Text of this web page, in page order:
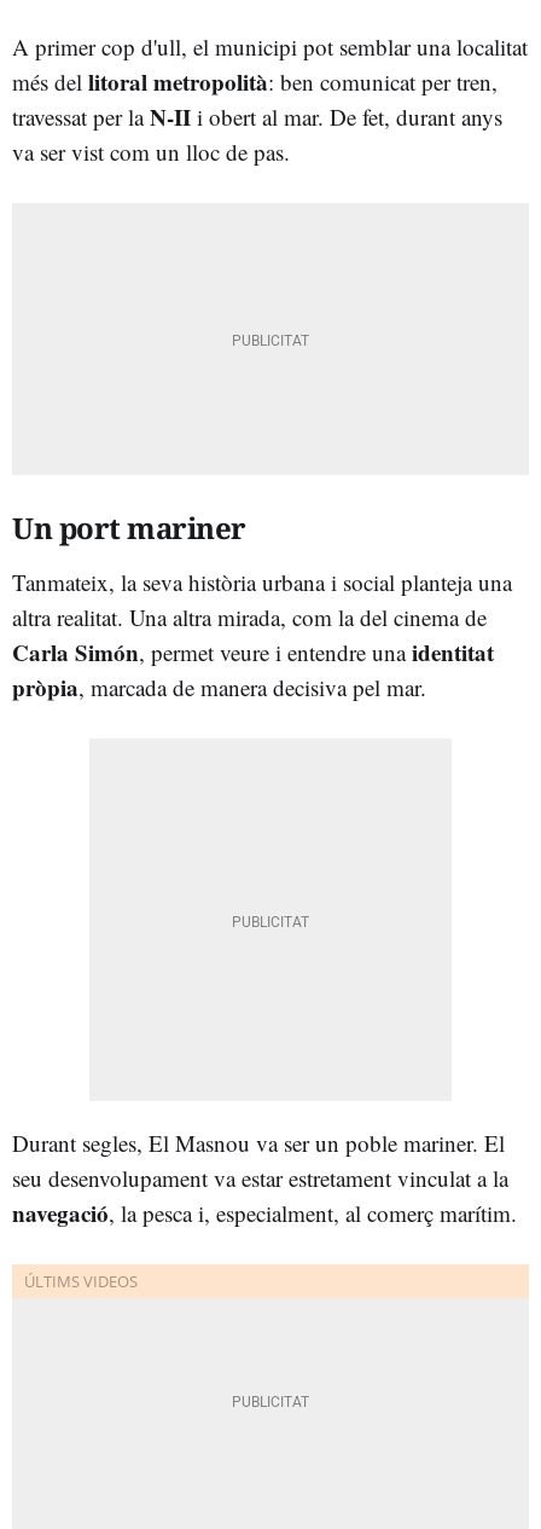
A primer cop d'ull, el municipi pot semblar una localitat
més del litoral metropolità: ben comunicat per tren,
travessat per laN-II i obert al mar. De fet, durant anys
va ser vist com un lloc de pas.
Un port mariner
Tanmateix, la seva història urbana i social planteja una
altra realitat. Una altra mirada, com la del cinema de
Carla Simón, permet veure i entendre unaidentitat
pròpia, marcada de manera decisiva pel mar.
Durant segles, El Masnou va ser un poble mariner. El
seu desenvolupament va estar estretament vinculat a la
navegació, la pesca i, especialment, al comerç marítim.